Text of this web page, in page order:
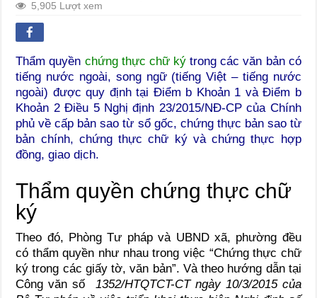
5,905 Lượt xem
Thẩm quyền chứng thực chữ ký trong các văn bản có
tiếng nước ngoài, song ngữ (tiếng Việt – tiếng nước
ngoài) được quy định tại Điểm b Khoản 1 và Điểm b
Khoản 2 Điều 5 Nghị định 23/2015/NĐ-CP của Chính
phủ vềcấp bản sao từ sổ gốc, chứng thực bản sao từ
bản chính, chứng thực chữ ký và chứng thực hợp
đồng, giao dịch.
Thẩm quyền chứng thực chữ
ký
Theo đó, Phòng Tư pháp và UBND xã, phường đều
có thẩm quyền như nhau trong việc “Chứng thực chữ
ký trong các giấy tờ, văn bản”. Và theo hướng dẫn tại
Công văn số
1352/HTQTCT-CT ngày 10/3/2015 của